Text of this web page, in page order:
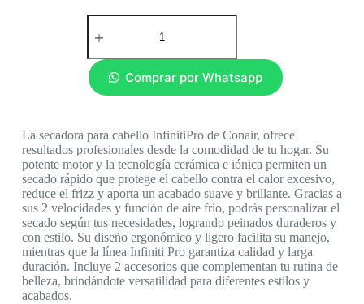
Comprar por Whatsapp
La secadora para cabello InfinitiPro de Conair, ofrece
resultados profesionales desde la comodidad de tu hogar. Su
potente motor y la tecnología cerámica e iónica permiten un
secado rápido que protege el cabello contra el calor excesivo,
reduce el frizz y aporta un acabado suave y brillante. Gracias a
sus 2 velocidades y función de aire frío, podrás personalizar el
secado según tus necesidades, logrando peinados duraderos y
con estilo. Su diseño ergonómico y ligero facilita su manejo,
mientras que la línea Infiniti Pro garantiza calidad y larga
duración. Incluye 2 accesorios que complementan tu rutina de
belleza, brindándote versatilidad para diferentes estilos y
acabados.